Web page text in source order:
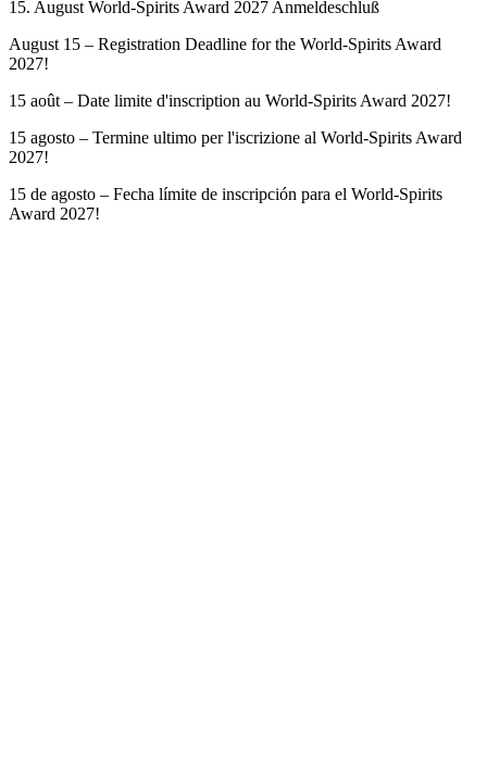
15. August World-Spirits Award 2027 Anmeldeschluß
August 15 – Registration Deadline for the World-Spirits Award
2027!
15 août – Date limite d'inscription au World-Spirits Award 2027!
15 agosto – Termine ultimo per l'iscrizione al World-Spirits Award
2027!
15 de agosto – Fecha límite de inscripción para el World-Spirits
Award 2027!